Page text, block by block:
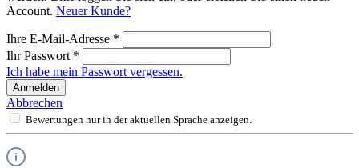
Account. Neuer Kunde?
Ihre E-Mail-Adresse *
Ihr Passwort *
Ich habe mein Passwort vergessen.
Anmelden
Abbrechen
Bewertungen nur in der aktuellen Sprache anzeigen.